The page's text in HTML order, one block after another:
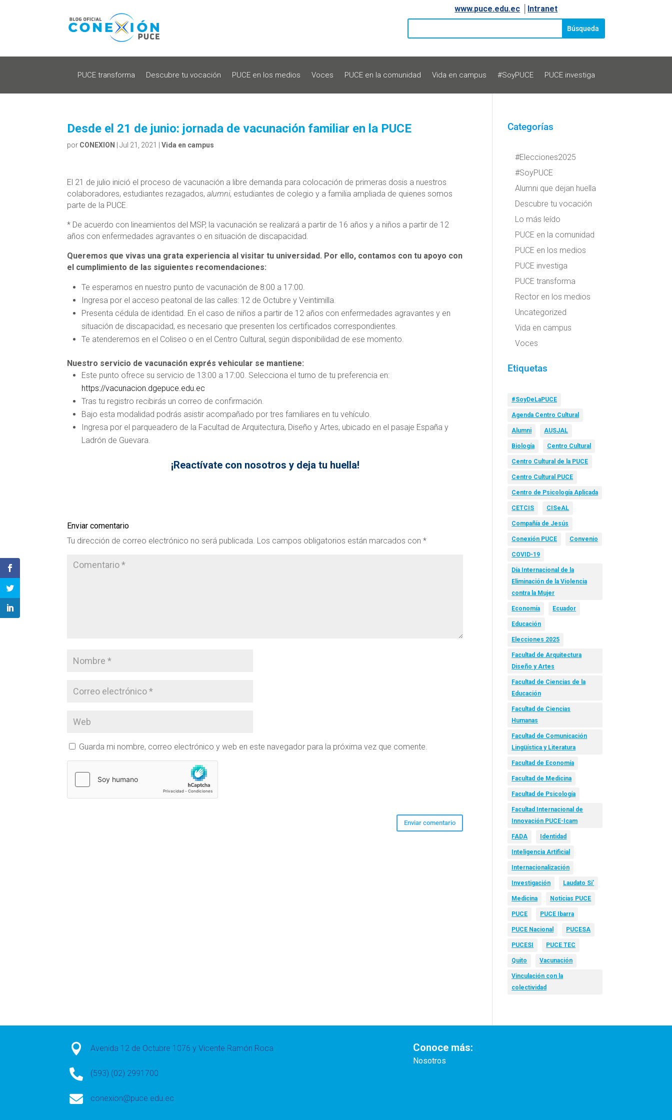
www.puce.edu.ec Intranet
PUCE transforma Descubre tu vocación PUCE en los medios Voces PUCE en la comunidad Vida en campus #SoyPUCE PUCE investiga
Desde el 21 de junio: jornada de vacunación familiar en la PUCE
por CONEXION |Jul 21, 2021 |Vida en campus
El 21 de julio inició el proceso de vacunación a libre demanda para colocación de primeras dosis a nuestros
colaboradores, estudiantes rezagados,alumni, estudiantes de colegio y a familia ampliada de quienes somos
parte de la PUCE.
* De acuerdo con lineamientos del MSP, la vacunación se realizará a partir de 16 años y a niños a partir de 12
años con enfermedades agravantes o en situación de discapacidad.
Queremos que vivas una grata experiencia al visitar tu universidad. Por ello, contamos con tu apoyo con
el cumplimiento de las siguientes recomendaciones:
Te esperamos en nuestro punto de vacunación de 8:00 a 17:00.
Ingresa por el acceso peatonal de las calles: 12 de Octubre y Veintimilla.
Presenta cédula de identidad. En el caso de niños a partir de 12 años con enfermedades agravantes y en
situación de discapacidad, es necesario que presenten los certificados correspondientes.
Te atenderemos en el Coliseo o en el Centro Cultural, según disponibilidad de ese momento.
Nuestro servicio de vacunación exprés vehicular se mantiene:
Este punto ofrece su servicio de 13:00 a 17:00. Selecciona el turno de tu preferencia en:
https://vacunacion.dgepuce.edu.ec
Tras tu registro recibirás un correo de confirmación.
Bajo esta modalidad podrás asistir acompañado por tres familiares en tu vehículo.
Ingresa por el parqueadero de la Facultad de Arquitectura, Diseño y Artes, ubicado en el pasaje España y
Ladrón de Guevara.
¡Reactívate con nosotros y deja tu huella!
Enviar comentario
Tu dirección de correo electrónico no será publicada. Los campos obligatorios están marcados con*
Guarda mi nombre, correo electrónico y web en este navegador para la próxima vez que comente.
Categorías
#Elecciones2025
#SoyPUCE
Alumni que dejan huella
Descubre tu vocación
Lo más leído
PUCE en la comunidad
PUCE en los medios
PUCE investiga
PUCE transforma
Rector en los medios
Uncategorized
Vida en campus
Voces
Etiquetas
#SoyDeLaPUCE
Agenda Centro Cultural
Alumni AUSJAL
Biología Centro Cultural
Centro Cultural de la PUCE
Centro Cultural PUCE
Centro de Psicología Aplicada
CETCIS CISeAL
Compañía de Jesús
Conexión PUCE Convenio
COVID-19
Día Internacional de la
Eliminación de la Violencia
contra la Mujer
Economía Ecuador
Educación
Elecciones 2025
Facultad de Arquitectura
Diseño y Artes
Facultad de Ciencias de la
Educación
Facultad de Ciencias
Humanas
Facultad de Comunicación
Lingüística y Literatura
Facultad de Economía
Facultad de Medicina
Facultad de Psicología
Facultad Internacional de
Innovación PUCE-Icam
FADA Identidad
Inteligencia Artificial
Internacionalización
Investigación Laudato Si’
Medicina Noticias PUCE
PUCE PUCE Ibarra
PUCE Nacional PUCESA
PUCESI PUCE TEC
Quito Vacunación
Vinculación con la
colectividad
 Avenida 12 de Octubre 1076 y Vicente Ramón Roca
 (593) (02) 2991700
 conexion@puce.edu.ec
Conoce más:
Nosotros